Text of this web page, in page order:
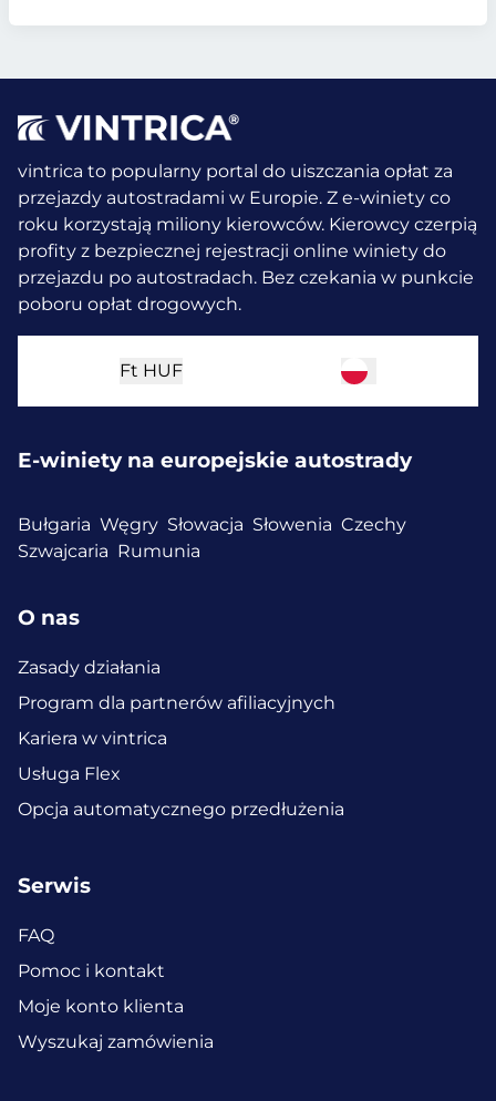
vintrica to popularny portal do uiszczania opłat za
przejazdy autostradami w Europie. Z e-winiety co
roku korzystają miliony kierowców. Kierowcy czerpią
profity z bezpiecznej rejestracji online winiety do
przejazdu po autostradach. Bez czekania w punkcie
poboru opłat drogowych.
Ft HUF
E-winiety na europejskie autostrady
Bułgaria Węgry Słowacja Słowenia Czechy
Szwajcaria Rumunia
O nas
Zasady działania
Program dla partnerów afiliacyjnych
Kariera w vintrica
Usługa Flex
Opcja automatycznego przedłużenia
Serwis
FAQ
Pomoc i kontakt
Moje konto klienta
Wyszukaj zamówienia